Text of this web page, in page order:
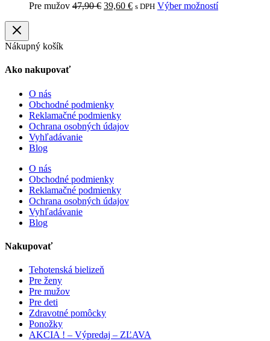
Pre mužov 47,90€ 39,60 € s DPH Výber možností
Nákupný košík
Ako nakupovať
O nás
Obchodné podmienky
Reklamačné podmienky
Ochrana osobných údajov
Vyhľadávanie
Blog
O nás
Obchodné podmienky
Reklamačné podmienky
Ochrana osobných údajov
Vyhľadávanie
Blog
Nakupovať
Tehotenská bielizeň
Pre ženy
Pre mužov
Pre deti
Zdravotné pomôcky
Ponožky
AKCIA ! – Výpredaj – ZĽAVA